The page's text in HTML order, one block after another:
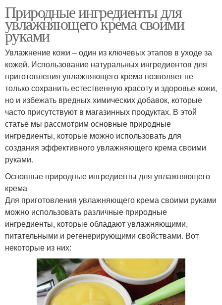
Природные ингредиенты для
увлажняющего крема своими
руками
Увлажнение кожи – один из ключевых этапов в уходе за
кожей. Использование натуральных ингредиентов для
приготовления увлажняющего крема позволяет не
только сохранить естественную красоту и здоровье кожи,
но и избежать вредных химических добавок, которые
часто присутствуют в магазинных продуктах. В этой
статье мы рассмотрим основные природные
ингредиенты, которые можно использовать для
создания эффективного увлажняющего крема своими
руками.
Основные природные ингредиенты для увлажняющего
крема
Для приготовления увлажняющего крема своими руками
можно использовать различные природные
ингредиенты, которые обладают увлажняющими,
питательными и регенерирующими свойствами. Вот
некоторые из них: